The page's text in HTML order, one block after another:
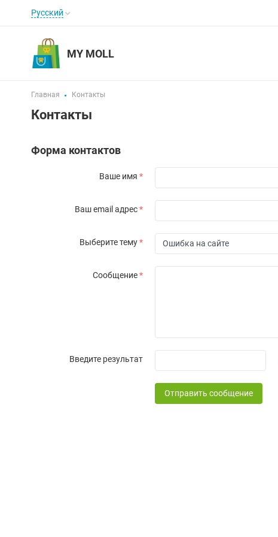
Русский
MY MOLL
Главная Контакты
Контакты
Форма контактов
Ваше имя *
Ваш email адрес *
Выберите тему *
Сообщение *
Введите результат
Отправить сообщение